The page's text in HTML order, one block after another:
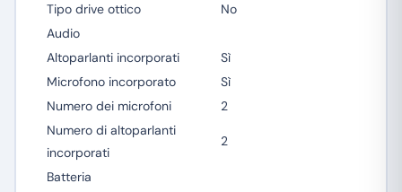
Tipo drive ottico
No
Audio
Altoparlanti incorporati
Sì
Microfono incorporato
Sì
Numero dei microfoni
2
Numero di altoparlanti
incorporati
2
Batteria